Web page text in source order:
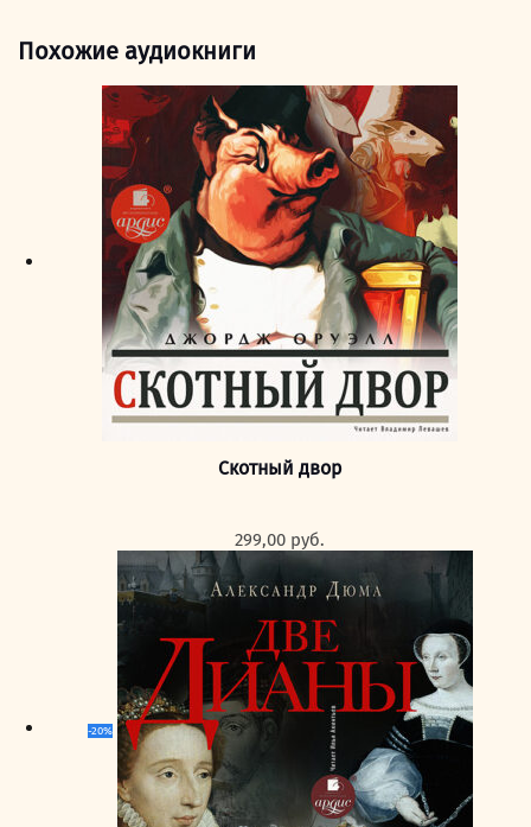
Похожие аудиокниги
Скотный двор
299,00 руб.
-20%